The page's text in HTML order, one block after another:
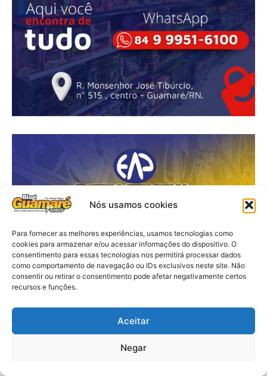
Nós usamos cookies
Para fornecer as melhores experiências, usamos tecnologias como
cookies para armazenar e/ou acessar informações do dispositivo. O
consentimento para essas tecnologias nos permitirá processar dados
como comportamento de navegação ou IDs exclusivos neste site. Não
consentir ou retirar o consentimento pode afetar negativamente certos
recursos e funções.
Aceitar
Negar